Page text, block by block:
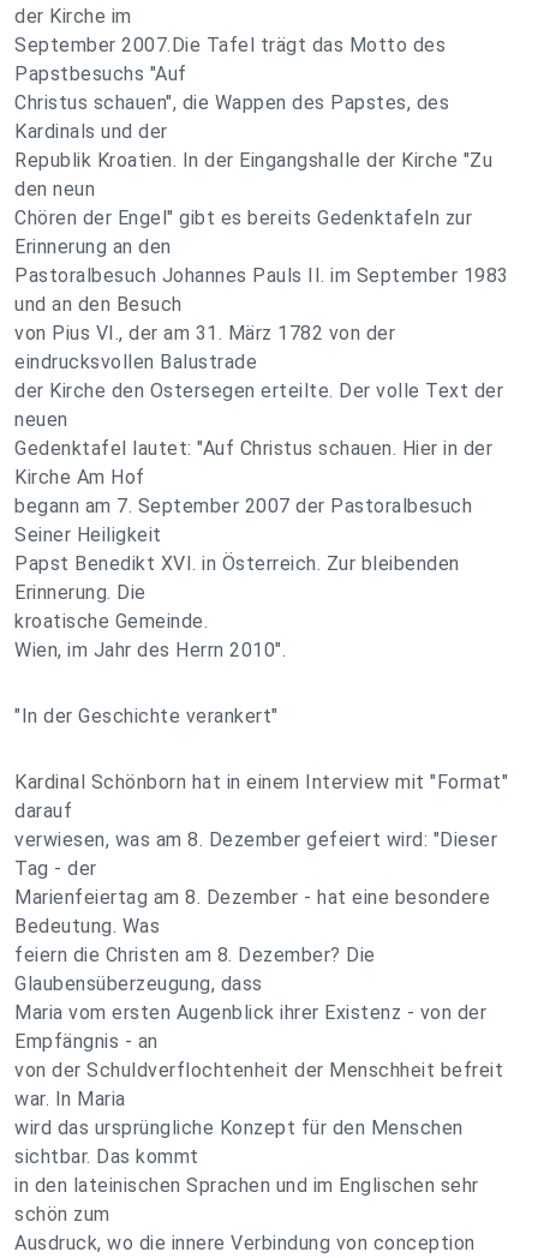
der Kirche im
September 2007.Die Tafel trägt das Motto des
Papstbesuchs "Auf
Christus schauen", die Wappen des Papstes, des
Kardinals und der
Republik Kroatien. In der Eingangshalle der Kirche "Zu
den neun
Chören der Engel" gibt es bereits Gedenktafeln zur
Erinnerung an den
Pastoralbesuch Johannes Pauls II. im September 1983
und an den Besuch
von Pius VI., der am 31. März 1782 von der
eindrucksvollen Balustrade
der Kirche den Ostersegen erteilte. Der volle Text der
neuen
Gedenktafel lautet: "Auf Christus schauen. Hier in der
Kirche Am Hof
begann am 7. September 2007 der Pastoralbesuch
Seiner Heiligkeit
Papst Benedikt XVI. in Österreich. Zur bleibenden
Erinnerung. Die
kroatische Gemeinde.
Wien, im Jahr des Herrn 2010".
"In der Geschichte verankert"
Kardinal Schönborn hat in einem Interview mit "Format"
darauf
verwiesen, was am 8. Dezember gefeiert wird: "Dieser
Tag - der
Marienfeiertag am 8. Dezember - hat eine besondere
Bedeutung. Was
feiern die Christen am 8. Dezember? Die
Glaubensüberzeugung, dass
Maria vom ersten Augenblick ihrer Existenz - von der
Empfängnis - an
von der Schuldverflochtenheit der Menschheit befreit
war. In Maria
wird das ursprüngliche Konzept für den Menschen
sichtbar. Das kommt
in den lateinischen Sprachen und im Englischen sehr
schön zum
Ausdruck, wo die innere Verbindung von conception